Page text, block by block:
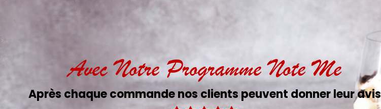
Avec Notre Programme Note Me
Après chaque commande nos clients peuvent donner leur avis